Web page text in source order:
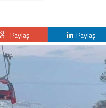
Paylaş Paylaş